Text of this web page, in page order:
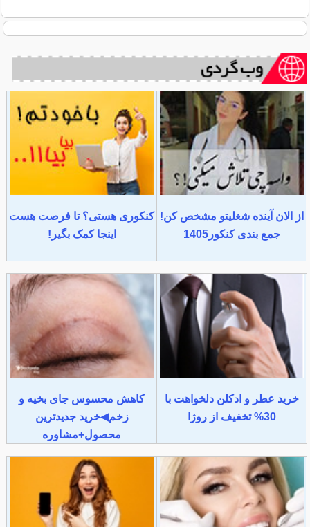
از الان آینده شغلیتو مشخص کن!
جمع بندی کنکور1405
کنکوری هستی؟ تا فرصت هست
اینجا کمک بگیر!
خرید عطر و ادکلن دلخواهت با
30% تخفیف از روژا
کاهش محسوس جای بخیه و
زخم◀خرید جدیدترین
محصول+مشاوره